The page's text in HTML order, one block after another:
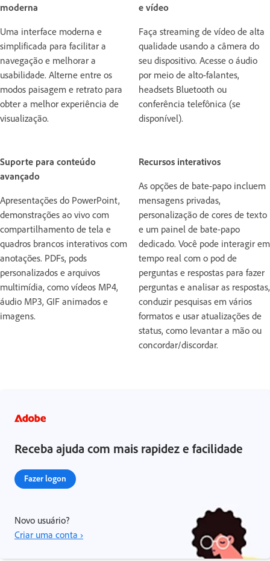
moderna
Uma interface moderna e
simplificada para facilitar a
navegação e melhorar a
usabilidade. Alterne entre os
modos paisagem e retrato para
obter a melhor experiência de
visualização.
e vídeo
Faça streaming de vídeo de alta
qualidade usando a câmera do
seu dispositivo. Acesse o áudio
por meio de alto-falantes,
headsets Bluetooth ou
conferência telefônica (se
disponível).
Suporte para conteúdo
avançado
Apresentações do PowerPoint,
demonstrações ao vivo com
compartilhamento de tela e
quadros brancos interativos com
anotações. PDFs, pods
personalizados e arquivos
multimídia, como vídeos MP4,
áudio MP3, GIF animados e
imagens.
Recursos interativos
As opções de bate-papo incluem
mensagens privadas,
personalização de cores de texto
e um painel de bate-papo
dedicado. Você pode interagir em
tempo real com o pod de
perguntas e respostas para fazer
perguntas e analisar as respostas,
conduzir pesquisas em vários
formatos e usar atualizações de
status, como levantar a mão ou
concordar/discordar.
Receba ajuda com mais rapidez e facilidade
Fazer logon
Novo usuário?
Criar uma conta ›